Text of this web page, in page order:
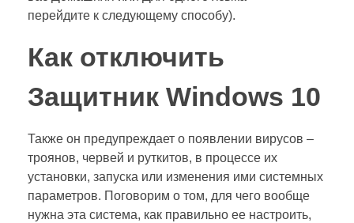
перейдите к следующему способу).
Как отключить
Защитник Windows 10
Также он предупреждает о появлении вирусов –
троянов, червей и руткитов, в процессе их
установки, запуска или изменения ими системных
параметров. Поговорим о том, для чего вообще
нужна эта система, как правильно ее настроить,